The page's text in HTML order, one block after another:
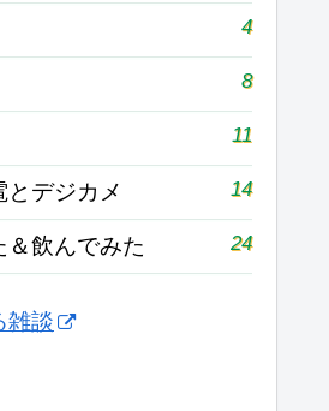
4
8
11
デジカメ 14
＆飲んでみた 24
雑談